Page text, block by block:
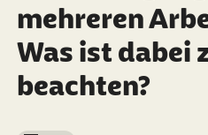
mehreren
Was ist dabei
beachten?